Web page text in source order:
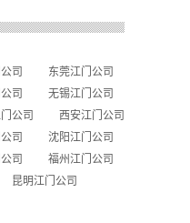
司
东莞江门公司
司
无锡江门公司
公司
西安江门公司
司
沈阳江门公司
司
福州江门公司
昆明江门公司